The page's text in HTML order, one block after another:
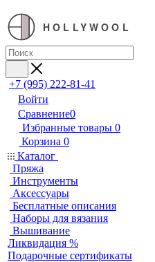
HOLLYWOOL
+7 (995) 222-81-41
Войти
Сравнение0
Избранные товары 0
Корзина 0
Каталог
Пряжа
Инструменты
Аксессуары
Бесплатные описания
Наборы для вязания
Вышивание
Ликвидация %
Подарочные сертификаты